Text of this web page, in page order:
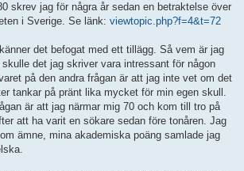
skrev jag för några år sedan en betraktelse över
i Sverige. Se länk: viewtopic.php?f=4&t=72
det befogat med ett tillägg. Så vem är jag
det jag skriver vara intressant för någon
på den andra frågan är att jag inte vet om det
tankar på pränt lika mycket för min egen skull.
är att jag närmar mig 70 och kom till tro på
att ha varit en sökare sedan före tonåren. Jag
ämne, mina akademiska poäng samlade jag